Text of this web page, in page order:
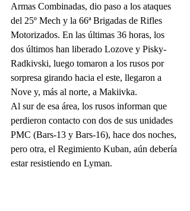
Armas Combinadas, dio paso a los ataques
del 25º Mech y la 66ª Brigadas de Rifles
Motorizados. En las últimas 36 horas, los
dos últimos han liberado Lozove y Pisky-
Radkivski, luego tomaron a los rusos por
sorpresa girando hacia el este, llegaron a
Nove y, más al norte, a Makiivka.
Al sur de esa área, los rusos informan que
perdieron contacto con dos de sus unidades
PMC (Bars-13 y Bars-16), hace dos noches,
pero otra, el Regimiento Kuban, aún debería
estar resistiendo en Lyman.